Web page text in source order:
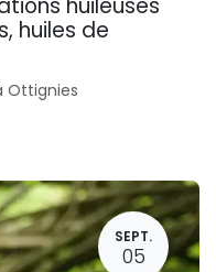
huileuses
huiles de
Ottignies
SEPT.
05